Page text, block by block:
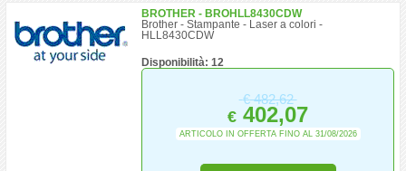
BROTHER - BROHLL8430CDW
Brother - Stampante - Laser a colori -
HLL8430CDW
Disponibilità: 12
€482,62
€ 402,07
ARTICOLO IN OFFERTA FINO AL 31/08/2026